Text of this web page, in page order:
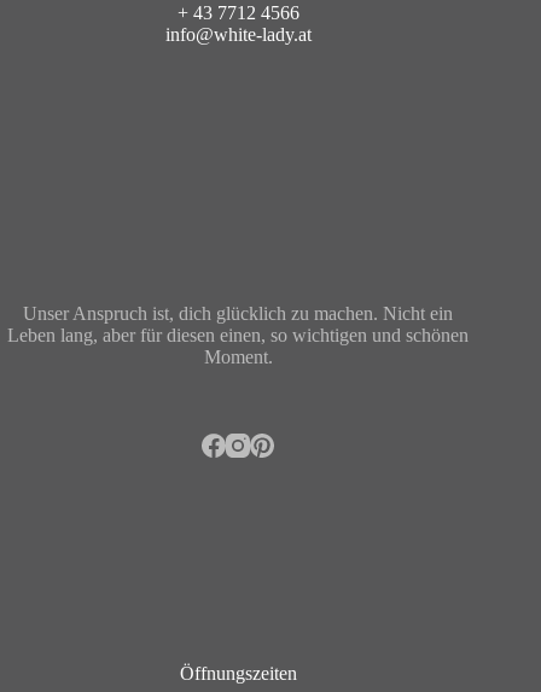
+ 43 7712 4566
info@white-lady.at
Unser Anspruch ist, dich glücklich zu machen. Nicht ein
Leben lang, aber für diesen einen, so wichtigen und schönen
Moment.
Öffnungszeiten